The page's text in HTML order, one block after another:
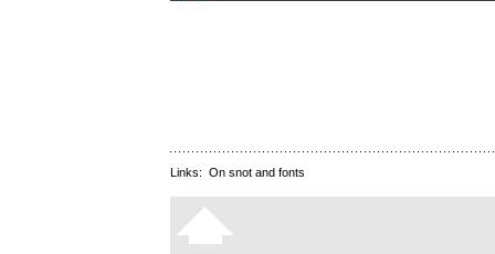
Links: On snot and fonts